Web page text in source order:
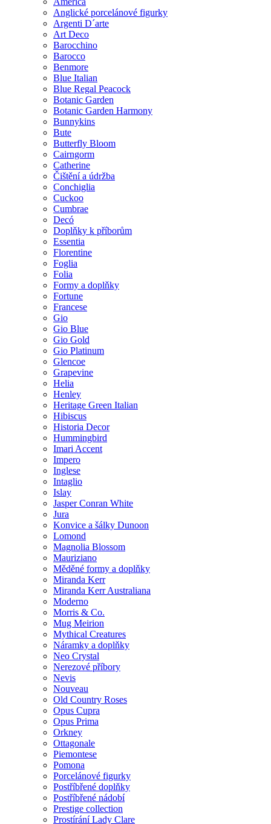
Anglické porcelánové figurky
Argenti D´arte
Art Deco
Barocchino
Barocco
Benmore
Blue Italian
Blue Regal Peacock
Botanic Garden
Botanic Garden Harmony
Bunnykins
Bute
Butterfly Bloom
Cairngorm
Catherine
Čištění a údržba
Conchiglia
Cuckoo
Cumbrae
Decó
Doplňky k příborům
Essentia
Florentine
Foglia
Folia
Formy a doplňky
Fortune
Francese
Gio
Gio Blue
Gio Gold
Gio Platinum
Glencoe
Grapevine
Helia
Henley
Heritage Green Italian
Hibiscus
Historia Decor
Hummingbird
Imari Accent
Impero
Inglese
Intaglio
Islay
Jasper Conran White
Jura
Konvice a šálky Dunoon
Lomond
Magnolia Blossom
Mauriziano
Měděné formy a doplňky
Miranda Kerr
Miranda Kerr Australiana
Moderno
Morris & Co.
Mug Meirion
Mythical Creatures
Náramky a doplňky
Neo Crystal
Nerezové příbory
Nevis
Nouveau
Old Country Roses
Opus Cupra
Opus Prima
Orkney
Ottagonale
Piemontese
Pomona
Porcelánové figurky
Postříbřené doplňky
Postříbřené nádobí
Prestige collection
Prostírání Lady Clare